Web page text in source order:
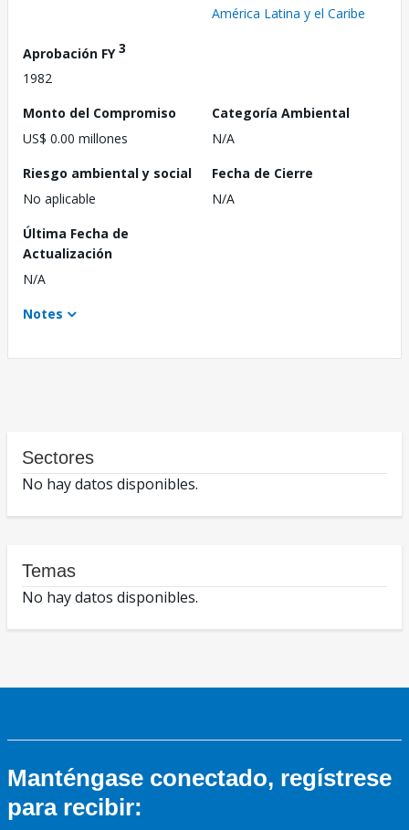
América Latina y el Caribe
Aprobación FY3
1982
Monto del Compromiso
US$ 0.00 millones
Categoría Ambiental
N/A
Riesgo ambiental y social
No aplicable
Fecha de Cierre
N/A
Última Fecha de
Actualización
N/A
Notes
Sectores
No hay datos disponibles.
Temas
No hay datos disponibles.
Manténgase conectado, regístrese
para recibir: